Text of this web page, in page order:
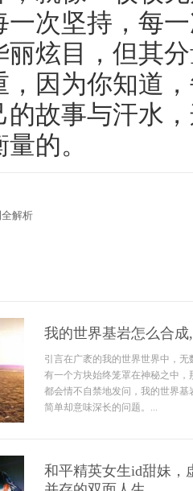
一次坚持，每
丽炫目，但其
，因为你知道
的故事与汗水
的。
解析
我的世界基岩怎么合
引言在广袤的我的世界世界中，
有一个方块始终笼罩在神秘之中
都会情不自禁地发问，我的世界
简单却意味深长的问题。...
和平精英女生id甜妹，